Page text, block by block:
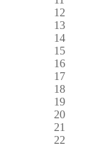
12
13
14
15
16
17
18
19
20
21
22